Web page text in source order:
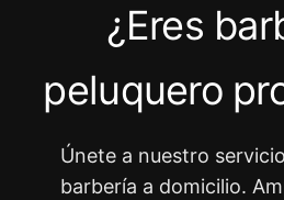
¿Eres
peluquero
Únete a nuestro
barbería a domicilio.